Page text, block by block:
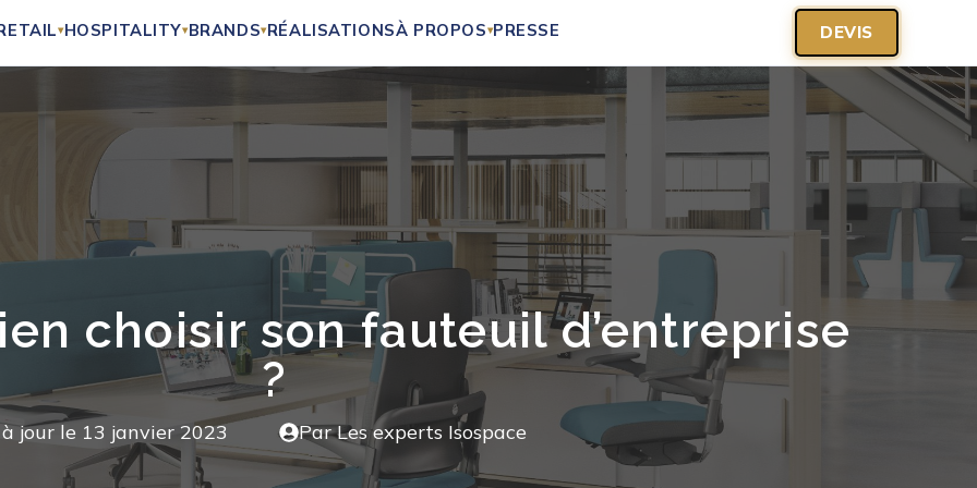
▾HOSPITALITY▾BRANDS▾RÉALISATIONSÀ PROPOS▾PRESSE DEVIS
choisir son fauteuil d’entreprise
?
jour le 13 janvier 2023 Par Les experts Isospace